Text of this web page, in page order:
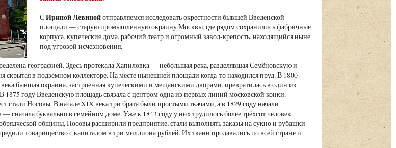
СИриной Левинойотправляемся исследовать окрестности бывшей Введенской
площади — старую промышленную окраину Москвы, где рядом сохранились фабричные
корпуса, купеческие дома, рабочий театр и огромный завод-крепость, находящийся ныне
под угрозой исчезновения.
географией. Здесь протекала Хапиловка — небольшая река, разделявшая Семёновскую и
скрытая в подземном коллекторе. На месте нынешней площади когда-то находился пруд. В 1800
бывшая окраина, застроенная купеческими и мещанскими дворами, превратилась в один из
году Введенскую площадь связала с центром одна из первых линий московской конки.
стали Носовы. В начале XIX века три брата были простыми ткачами, а в 1829 году начали
— сначала буквально в семейном доме. Уже к 1843 году у них трудилось более трёхсот человек.
общины, Носовы расширили предприятие, стали выполнять заказы на сукно и рубашки
товарищество с капиталом в три миллиона рублей. Их ткани продавались по всей стране и